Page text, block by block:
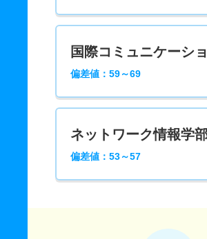
国際コミュニケーシ
偏差値：59～69
ネットワーク情報学
偏差値：53～57